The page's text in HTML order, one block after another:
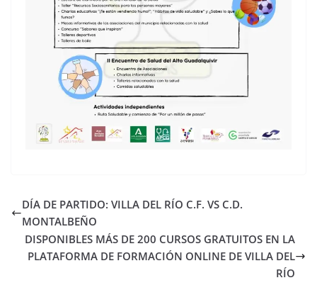
DÍA DE PARTIDO: VILLA DEL RÍO C.F. VS C.D.
MONTALBEÑO
DISPONIBLES MÁS DE 200 CURSOS GRATUITOS EN LA
PLATAFORMA DE FORMACIÓN ONLINE DE VILLA DEL
RÍO